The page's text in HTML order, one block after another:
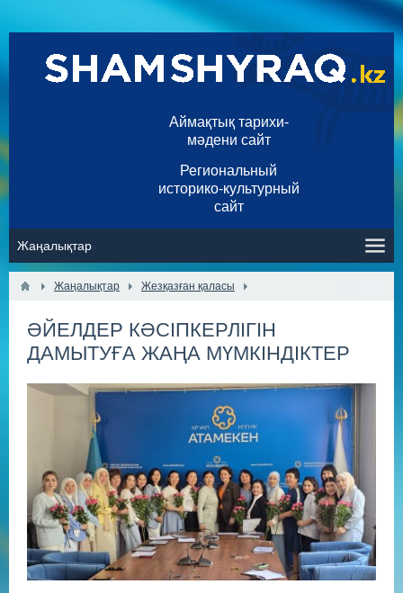
Аймақтық тарихи-
мәдени сайт
Региональный
историко-культурный
сайт
Жаңалықтар Жезқазған қаласы
ӘЙЕЛДЕР КӘСІПКЕРЛІГІН
ДАМЫТУҒА ЖАҢА МҮМКІНДІКТЕР